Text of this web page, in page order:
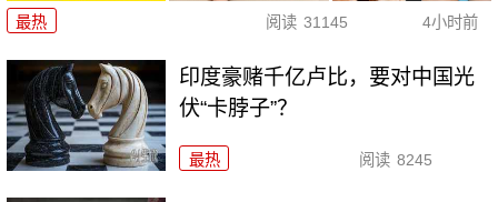
最热 阅读 31145 4小时前
印度豪赌千亿卢比，要对中国光
伏“卡脖子”？
最热 阅读 8245